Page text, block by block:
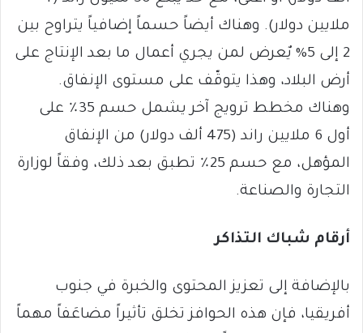
ملايين دولار). وهناك أيضاً حسماً إضافياً يتراوح بين
2 إلى 5% يٌعرض لمن يجري أعمال ما بعد الإنتاج على
أرض البلاد، وهذا يتوقّف على مستوى الإنفاق.
وهناك مخطط ترويج آخر يشمل حسم 35٪ على
أول 6 ملايين راند (475 ألف دولار) من الإنفاق
المؤهل، مع حسم 25٪ تطبق بعد ذلك، وفقاً لوزارة
التجارة والصناعة.
أرقام شباك التذاكر
بالإضافة إلى تعزيز المحتوى والخبرة في جنوب
أفريقيا، فإن هذه الحوافز تخلق تأثيراً مضاعَفاً مهماً